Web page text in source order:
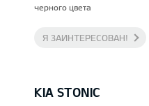
черного цвета
Я ЗАИНТЕРЕСОВАН!
KIA STONIC